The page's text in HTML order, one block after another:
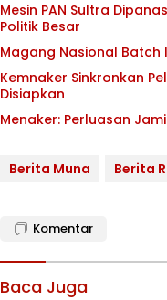
Mesin PAN Sultra
Politik Besar
Magang Nasional Batch
Kemnaker Sinkronkan
Disiapkan
Menaker: Perluasan
Berita Muna Berita
Komentar
Baca Juga